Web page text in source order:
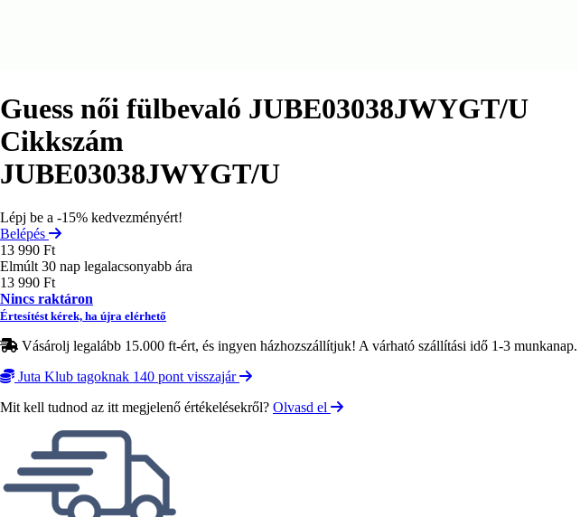
Guess női fülbevaló JUBE03038JWYGT/U
Cikkszám
JUBE03038JWYGT/U
Lépj be a -15% kedvezményért!
Belépés
13 990 Ft
Elmúlt 30 nap legalacsonyabb ára
13 990 Ft
Nincs raktáron
Értesítést kérek, ha újra elérhető
Vásárolj legalább 15.000 ft-ért, és ingyen házhozszállítjuk! A várható szállítási idő 1-3 munkanap.
Juta Klub tagoknak 140 pont visszajár
Mit kell tudnod az itt megjelenő értékelésekről? Olvasd el